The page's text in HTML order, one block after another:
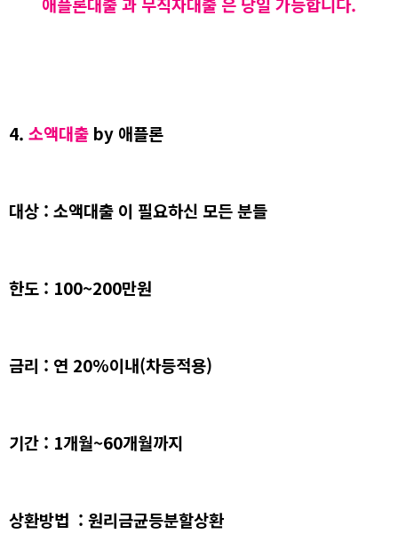
4. 소액대출 by 애플론
대상 : 소액대출 이 필요하신 모든 분들
한도 : 100~200만원
금리 : 연 20%이내(차등적용)
기간 : 1개월~60개월까지
상환방법 : 원리금균등분할상환